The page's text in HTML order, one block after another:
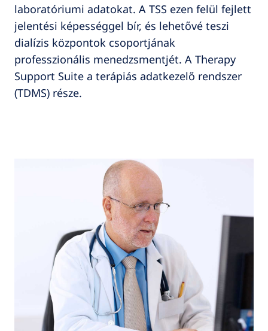
laboratóriumi adatokat. A TSS ezen felül fejlett
jelentési képességgel bír, és lehetővé teszi
dialízis központok csoportjának
professzionális menedzsmentjét. A Therapy
Support Suite a terápiás adatkezelő rendszer
(TDMS) része.